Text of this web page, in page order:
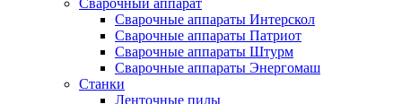
Сварочный аппарат
Сварочные аппараты Интерскол
Сварочные аппараты Патриот
Сварочные аппараты Штурм
Сварочные аппараты Энергомаш
Станки
Ленточные пилы